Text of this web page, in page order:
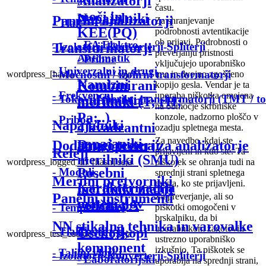
Panelni analizatorji
Transformatorji
- Močnostni / izolirni transformatorji
- Tokovni merilni transformatorji (TMT /
Napajalniki
Releji
Merilni pretvorniki
- Temperaturni
- Tlak
- Izolatorji-Konverterji-Spliterji
- Tlak
- Izolatorji-Konverterji-Spliterji
- Univerzalni in drugi
- Frekvenčni
- Pribor
Dodatna oprema za analizatorje
- Moduli
Panelni instrumenti
NN stikalna tehnika in varovalke
- Talilni vložki
Napajalniki
- EA Elektro-
Automatik
Namizni
multimetri
4 kvadrantni
napajaniki-
merilniki (SMU)
Karakterizacija
materialov
Testerji
komponent
moči in
KEE(PQ)
- Pribor
Kombinirani
merilniki (T; rH;
Pa;..)
Drugi testerji
Posebni
merilniki malih
veličin pA
Osciloskopi
- Laboratorijski
času.
wordpress_[hash] seja
Za shranjevanje
podrobnosti avtentikacije
ob prijavi. Podrobnosti o
preverjanju pristnosti
vključujejo uporabniško
ime in dvojno zgoščeno
kopijo gesla. Vendar je ta
uporaba piškotka omejena
na območje skrbniške
konzole, nadzorno ploščo v
ozadju spletnega mesta.
wordpress_logged_in_[hash] seja
Za navedbo, kdaj ste
prijavljeni in kdo ste. Ta
piškotek se ohranja tudi na
sprednji strani spletnega
mesta, ko ste prijavljeni.
wordpress_test_cookie seja
Za preverjanje, ali so
piškotki omogočeni v
brskalniku, da bi
uporabnikom zagotovili
ustrezno uporabniško
izkušnjo. Ta piškotek se
uporablja na sprednji strani,